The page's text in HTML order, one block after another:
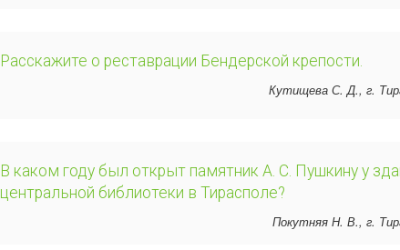
Расскажите о реставрации Бендерской крепости.
Кутищева С. Д., г.
В каком году был открыт памятник А. С. Пушкину у
центральной библиотеки в Тирасполе?
Покутняя Н. В., г.